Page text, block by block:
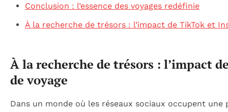
Conclusion : l’essence des voyages redéfinie
À la recherche de trésors : l’impact de TikTok et
À la recherche de trésors : l’impact
de voyage
Dans un monde où les réseaux sociaux occupent